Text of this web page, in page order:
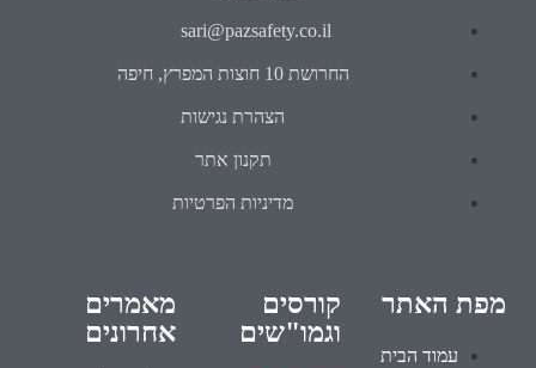
sari@pazsafety.co.il
החרושת 10 חוצות המפרץ, חיפה
הצהרת נגישות
תקנון אתר
מדיניות הפרטיות
מפת האתר
עמוד הבית
קורסים
וגמו"שים
מאמרים
אחרונים